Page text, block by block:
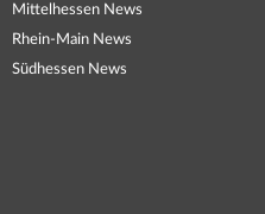
Mittelhessen News
Rhein-Main News
Südhessen News